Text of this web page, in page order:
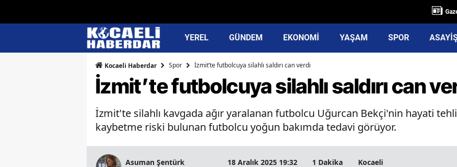
YEREL GÜNDEM EKONOMİ YAŞAM SPOR
Kocaeli Haberdar Spor İzmit’te futbolcuya silahlı saldırı can verdi
İzmit’te futbolcuya silahlı saldırı can
İzmit'te silahlı kavgada ağır yaralanan futbolcu Uğurcan Bekçi'nin hayati
kaybetme riski bulunan futbolcu yoğun bakımda tedavi görüyor.
Asuman Şentürk 18 Aralık 2025 19:32 1 Dakika Kocaeli